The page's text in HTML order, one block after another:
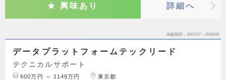
興味あり 詳細へ
掲載期間 26/07/27～26/08/09
データプラットフォームテックリード
テクニカルサポート
600万円 ～ 1149万円 東京都